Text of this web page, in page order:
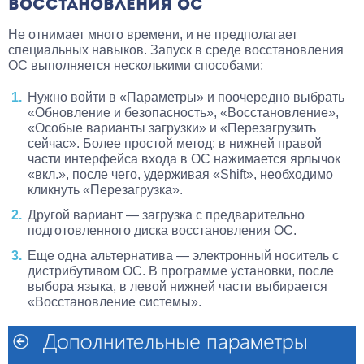
ВОССТАНОВЛЕНИЯ ОС
Не отнимает много времени, и не предполагает
специальных навыков. Запуск в среде восстановления
ОС выполняется несколькими способами:
Нужно войти в «Параметры» и поочередно выбрать
«Обновление и безопасность», «Восстановление»,
«Особые варианты загрузки» и «Перезагрузить
сейчас». Более простой метод: в нижней правой
части интерфейса входа в ОС нажимается ярлычок
«вкл.», после чего, удерживая «Shift», необходимо
кликнуть «Перезагрузка».
Другой вариант — загрузка с предварительно
подготовленного диска восстановления ОС.
Еще одна альтернатива — электронный носитель с
дистрибутивом ОС. В программе установки, после
выбора языка, в левой нижней части выбирается
«Восстановление системы».